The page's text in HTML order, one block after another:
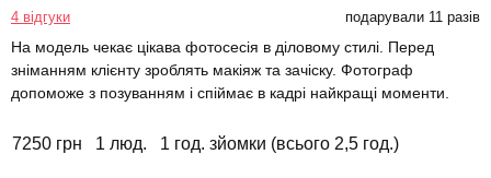
4 відгуки подарували 11 разів
На модель чекає цікава фотосесія в діловому стилі. Перед
зніманням клієнту зроблять макіяж та зачіску. Фотограф
допоможе з позуванням і спіймає в кадрі найкращі моменти.
7250 грн 1 люд. 1 год. зйомки (всього 2,5 год.)